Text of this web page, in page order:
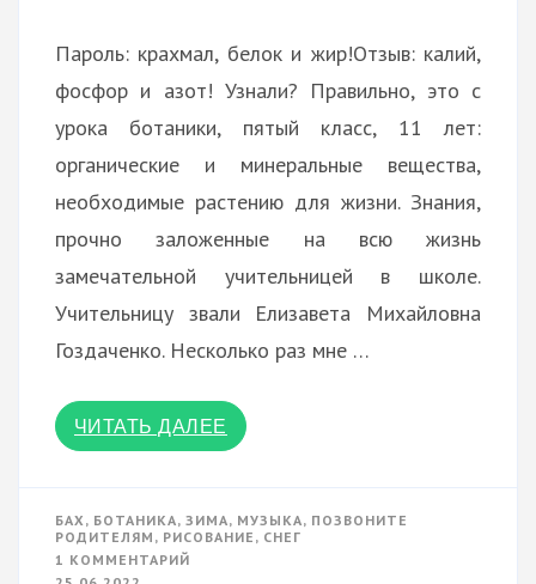
Пароль: крахмал, белок и жир!Отзыв: калий,
фосфор и азот! Узнали? Правильно, это с
урока ботаники, пятый класс, 11 лет:
органические и минеральные вещества,
необходимые растению для жизни. Знания,
прочно заложенные на всю жизнь
замечательной учительницей в школе.
Учительницу звали Елизавета Михайловна
Гоздаченко. Несколько раз мне …
ЧИТАТЬ ДАЛЕЕ
БАХ , БОТАНИКА, ЗИМА, МУЗЫКА, ПОЗВОНИТЕ
РОДИТЕЛЯМ , РИСОВАНИЕ , СНЕГ
1 КОММЕНТАРИЙ